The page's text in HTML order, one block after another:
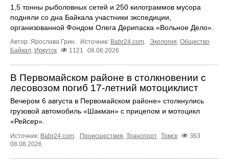
1,5 тонны рыболовных сетей и 250 килограммов мусора
подняли со дна Байкала участники экспедиции,
организованной Фондом Олега Дерипаска «Вольное Дело».
Автор: Ярослава Грин. Источник: Babr24.com Экология Общество
Байкал Иркутск 1121 08.08.2026
В Первомайском районе в столкновении с
лесовозом погиб 17-летний мотоциклист
Вечером 6 августа в Первомайском районе» столкнулись
грузовой автомобиль «Шакман» с прицепом и мотоцикл
«Рейсер».
Источник: Babr24.com. Происшествия, Транспорт Томск
363
08.08.2026